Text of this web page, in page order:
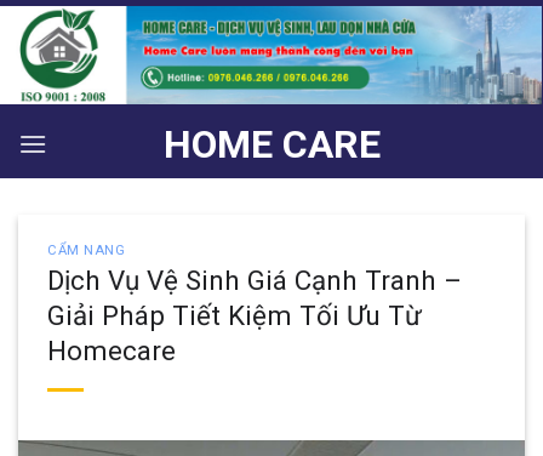
Bỏ
qua
nội
dung
HOME CARE
CẨM NANG
Dịch Vụ Vệ Sinh Giá Cạnh Tranh –
Giải Pháp Tiết Kiệm Tối Ưu Từ
Homecare